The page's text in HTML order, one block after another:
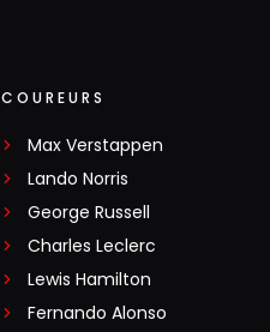
COUREURS
Max Verstappen
Lando Norris
George Russell
Charles Leclerc
Lewis Hamilton
Fernando Alonso